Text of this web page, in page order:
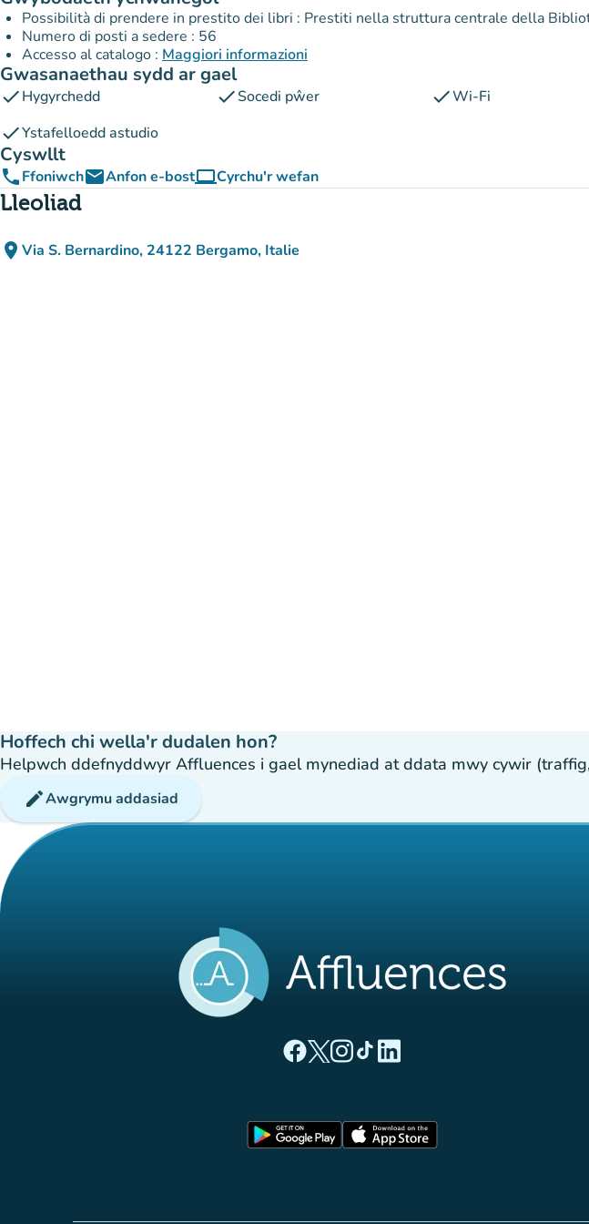
Possibilità di prendere in prestito dei libri : Prestiti nella struttura centrale della
Numero di posti a sedere : 56
Accesso al catalogo : Maggiori informazioni
Gwasanaethau sydd ar gael
checkHygyrchedd checkSocedi pŵer checkWi-Fi
checkYstafelloedd astudio
Cyswllt
phoneFfoniwchemailAnfon e-bostcomputerCyrchu'r wefan
(tab newydd)
Lleoliad
place Via S. Bernardino, 24122 Bergamo, Italie
(agor yn Google Maps)
(tab newydd)
Hoffech chi wella'r dudalen hon?
Helpwch ddefnyddwyr Affluences i gael mynediad at ddata mwy cywir
editAwgrymu addasiad
(tab newydd)
(tab newydd)
(tab newydd)
(tab newydd)
(tab newydd)